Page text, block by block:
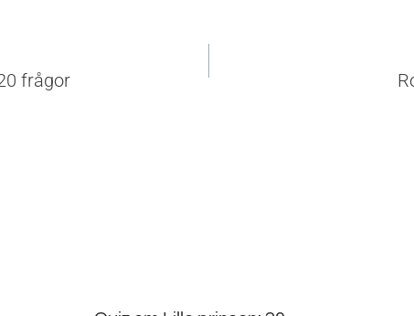
frågor